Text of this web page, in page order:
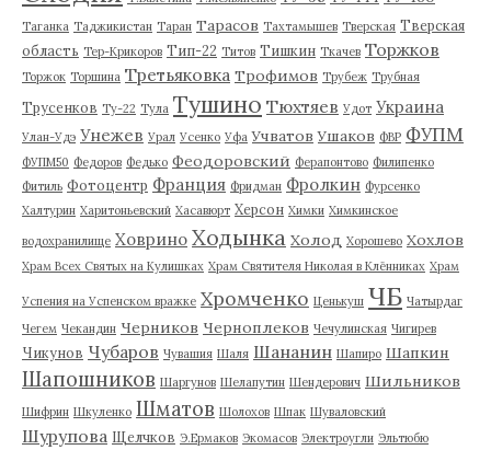
Таганка Таджикистан Таран Тарасов Тахтамышев Тверская Тверская
область Тер-Крикоров Тип-22 Титов Тишкин Ткачев Торжков
Торжок Торшина Третьяковка Трофимов Трубеж Трубная
Трусенков Ту-22 Тула Тушино Тюхтяев Удот Украина
Улан-Удэ Унежев Урал Усенко Уфа Учватов Ушаков ФВР ФУПМ
ФУПМ50 Федоров Федько Феодоровский Ферапонтово Филипенко
Фитиль Фотоцентр Франция Фридман Фролкин Фурсенко
Халтурин Харитоньевский Хасавюрт Херсон Химки Химкинское
водохранилище Ховрино Ходынка Холод Хорошево Хохлов
Храм Всех Святых на Кулишках Храм Святителя Николая в Клённиках Храм
Успения на Успенском вражке Хромченко Ценькуш ЧБ Чатырдаг
Чегем Чекандин Черников Черноплеков Чечулинская Чигирев
Чикунов Чубаров Чувашия Шаля Шананин Шапиро Шапкин
Шапошников Шаргунов Шелапутин Шендерович Шильников
Шифрин Шкуленко Шматов Шолохов Шпак Шуваловский
Шурупова Щелчков Э.Ермаков Экомасов Электроугли Эльтюбю